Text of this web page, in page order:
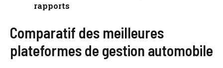
rapports
Comparatif des meilleures
plateformes de gestion automobile